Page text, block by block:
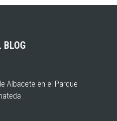
BLOG
Albacete en el Parque